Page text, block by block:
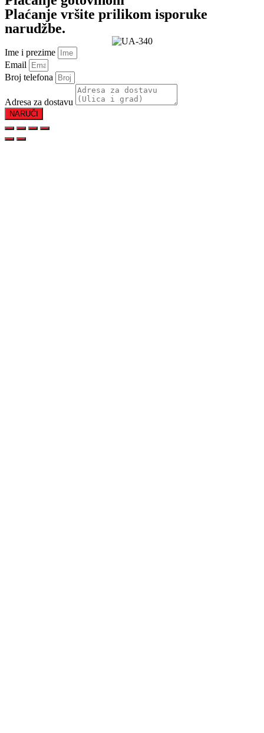
Plaćanje vršite prilikom isporuke
narudžbe.
Ime i prezime
Email
Broj telefona
Adresa za dostavu
NARUČI